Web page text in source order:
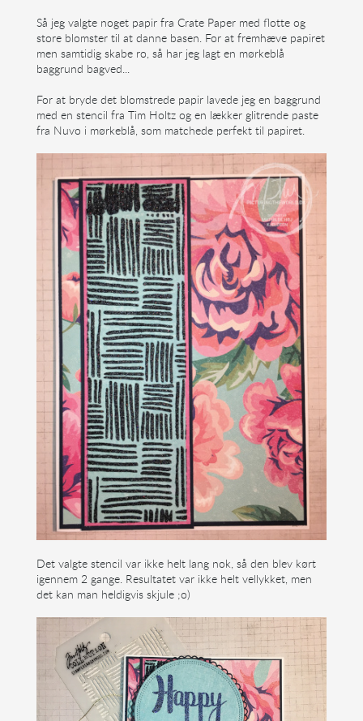
Så jeg valgte noget papir fra Crate Paper med flotte og
store blomster til at danne basen. For at fremhæve papiret
men samtidig skabe ro, så har jeg lagt en mørkeblå
baggrund bagved...
For at bryde det blomstrede papir lavede jeg en baggrund
med en stencil fra Tim Holtz og en lækker glitrende paste
fra Nuvo i mørkeblå, som matchede perfekt til papiret.
Det valgte stencil var ikke helt lang nok, så den blev kørt
igennem 2 gange. Resultatet var ikke helt vellykket, men
det kan man heldigvis skjule ;o)